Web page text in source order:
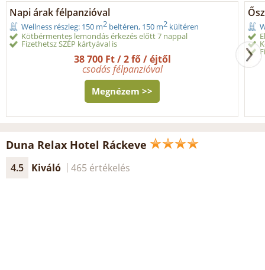
Napi árak félpanzióval
Wellness részleg: 150 m2 beltéren, 150 m2 kültéren
Kötbérmentes lemondás érkezés előtt 7 nappal
Fizethetsz SZÉP kártyával is
38 700 Ft / 2 fő / éjtől
csodás félpanzióval
Megnézem >>
Duna Relax Hotel Ráckeve
4.5 Kiváló 465 értékelés